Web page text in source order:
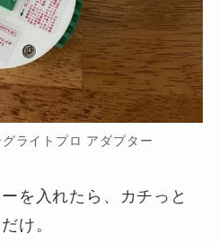
ライトプロ アダプター
を入れたら、カチっと
け。